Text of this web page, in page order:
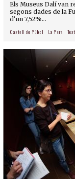
Els Museus Dalí van
segons dades de la
d'un 7,52%...
Castell de Púbol La Pera